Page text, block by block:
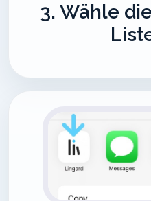
3. Wähle